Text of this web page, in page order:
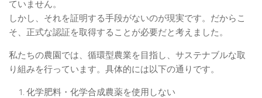
ていません。
しかし、それを証明する手段がないのが現実です。だからこ
そ、正式な認証を取得することが必要だと考えました。
私たちの農園では、循環型農業を目指し、サステナブルな取
り組みを行っています。具体的には以下の通りです。
化学肥料・化学合成農薬を使用しない